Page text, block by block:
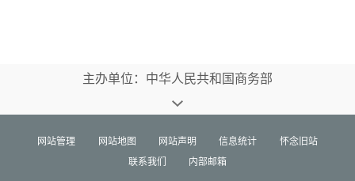
主办单位：中华人民共和国商务部
网站管理 网站地图 网站声明 信息统计
怀念旧站
联系我们
内部邮箱